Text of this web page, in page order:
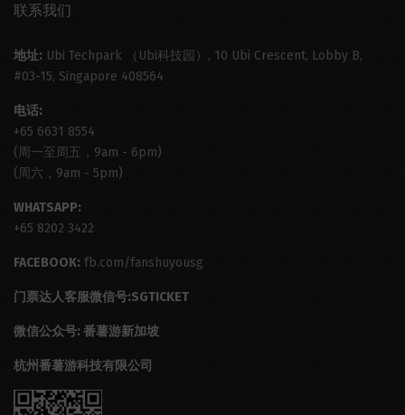
联系我们
地址: Ubi Techpark （Ubi科技园）, 10 Ubi Crescent, Lobby B,
#03-15, Singapore 408564
电话:
+65 6631 8554
(周一至周五，9am - 6pm)
(周六，9am - 5pm)
WHATSAPP:
+65 8202 3422
FACEBOOK: fb.com/fanshuyousg
门票达人客服微信号:SGTICKET
微信公众号: 番薯游新加坡
杭州番薯游科技有限公司